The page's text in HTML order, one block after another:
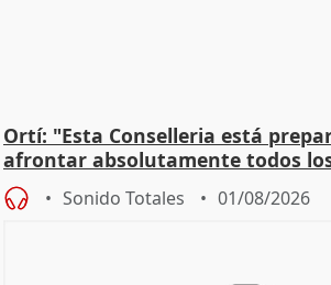
Ortí: "Esta Conselleria está
afrontar absolutamente todos
Sonido Totales 01/08/2026